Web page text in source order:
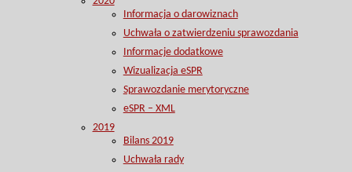
Informacja o darowiznach
Uchwała o zatwierdzeniu sprawozdania
Informacje dodatkowe
Wizualizacja eSPR
Sprawozdanie merytoryczne
eSPR – XML
2019
Bilans 2019
Uchwała rady